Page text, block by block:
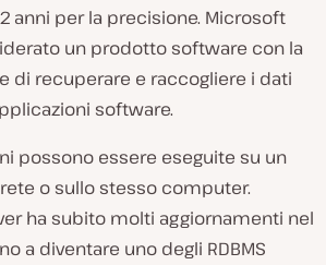
anni per la precisione. Microsoft
un prodotto software con la
di recuperare e raccogliere i dati
software.
possono essere eseguite su un
o sullo stesso computer.
ha subito molti aggiornamenti nel
a diventare uno degli RDBMS